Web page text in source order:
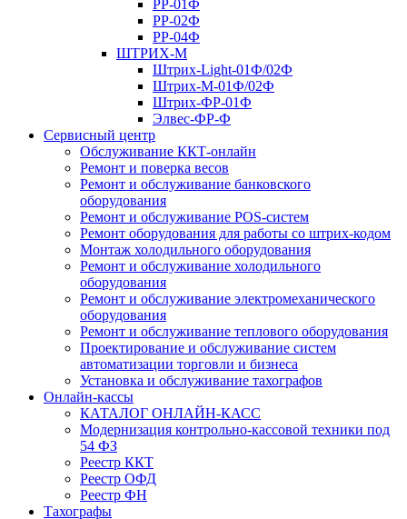
РР-01Ф
РР-02Ф
РР-04Ф
ШТРИХ-М
Штрих-Light-01Ф/02Ф
Штрих-М-01Ф/02Ф
Штрих-ФР-01Ф
Элвес-ФР-Ф
Сервисный центр
Обслуживание ККТ-онлайн
Ремонт и поверка весов
Ремонт и обслуживание банковского
оборудования
Ремонт и обслуживание POS-систем
Ремонт оборудования для работы со штрих-кодом
Монтаж холодильного оборудования
Ремонт и обслуживание холодильного
оборудования
Ремонт и обслуживание электромеханического
оборудования
Ремонт и обслуживание теплового оборудования
Проектирование и обслуживание систем
автоматизации торговли и бизнеса
Установка и обслуживание тахографов
Онлайн-кассы
КАТАЛОГ ОНЛАЙН-КАСС
Модернизация контрольно-кассовой техники под
54 ФЗ
Реестр ККТ
Реестр ОФД
Реестр ФН
Тахографы